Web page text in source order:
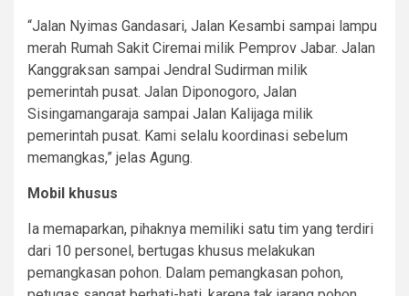
“Jalan Nyimas Gandasari, Jalan Kesambi sampai lampu
merah Rumah Sakit Ciremai milik Pemprov Jabar. Jalan
Kanggraksan sampai Jendral Sudirman milik
pemerintah pusat. Jalan Diponogoro, Jalan
Sisingamangaraja sampai Jalan Kalijaga milik
pemerintah pusat. Kami selalu koordinasi sebelum
memangkas,” jelas Agung.
Mobil khusus
Ia memaparkan, pihaknya memiliki satu tim yang terdiri
dari 10 personel, bertugas khusus melakukan
pemangkasan pohon. Dalam pemangkasan pohon,